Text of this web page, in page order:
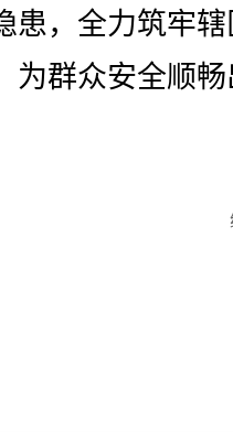
患，全力筑牢
为群众安全顺